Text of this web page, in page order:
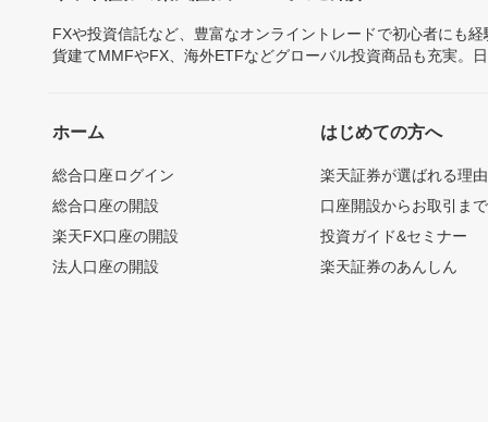
FXや投資信託など、豊富なオンライントレードで初心者にも
貨建てMMFやFX、海外ETFなどグローバル投資商品も充実。
ホーム
総合口座ログイン
総合口座の開設
楽天FX口座の開設
法人口座の開設
はじめての方へ
楽天証券が選ばれる理由
口座開設からお取引ま
投資ガイド&セミナー
楽天証券のあんしん